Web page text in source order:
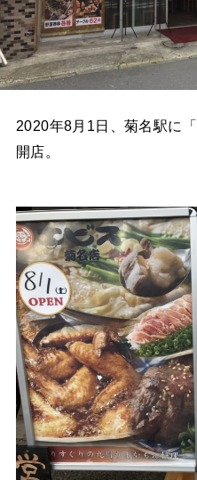
2020年8月1日、菊名駅に「
開店。